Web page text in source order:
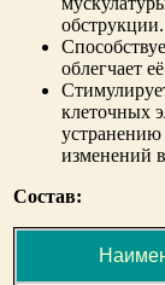
обструкции.
облегчает
клеточных
изменений
Состав: